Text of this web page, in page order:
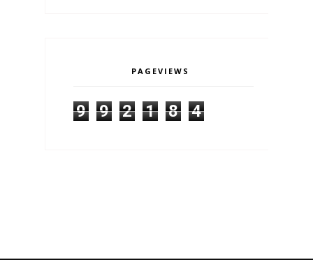
PAGEVIEWS
9 9 2 1 8 4